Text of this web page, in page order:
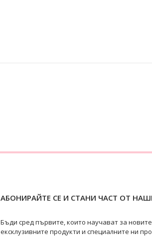
АБОНИРАЙТЕ СЕ И СТАНИ ЧАСТ ОТ
Бъди сред първите, които научават за
ексклузивните продукти и специалните ни